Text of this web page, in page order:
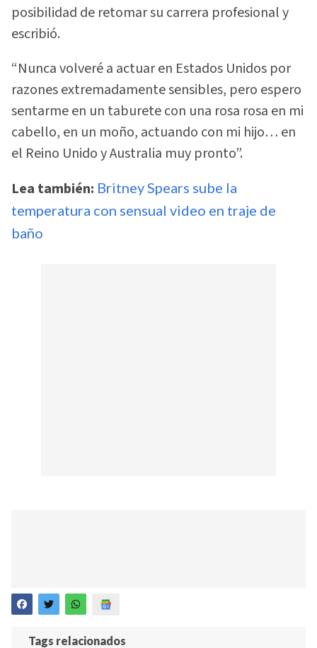
posibilidad de retomar su carrera profesional y
escribió.
“Nunca volveré a actuar en Estados Unidos por
razones extremadamente sensibles, pero espero
sentarme en un taburete con una rosa rosa en mi
cabello, en un moño, actuando con mi hijo… en
el Reino Unido y Australia muy pronto”.
Lea también: Britney Spears sube la
temperatura con sensual video en traje de
baño
Tags relacionados